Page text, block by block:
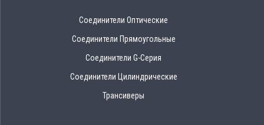
Соединители Оптические
Соединители Прямоугольные
Соединители G-Серия
Соединители Цилиндрические
Трансиверы